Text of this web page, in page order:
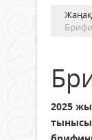
2025
тынысы